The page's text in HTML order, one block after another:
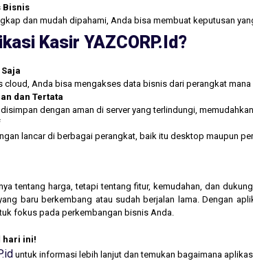
Bisnis
dan mudah dipahami, Anda bisa membuat keputusan
Kasir YAZCORP.id?
cloud, Anda bisa mengakses data bisnis dari perangkat mana
dan Tertata
dengan aman di server yang terlindungi,
lancar di berbagai perangkat, baik itu desktop maupun
tentang harga, tetapi tentang fitur, kemudahan, dan
baru berkembang atau sudah berjalan lama. Dengan
fokus pada perkembangan bisnis Anda.
hari ini!
untuk informasi lebih lanjut dan temukan bagaimana